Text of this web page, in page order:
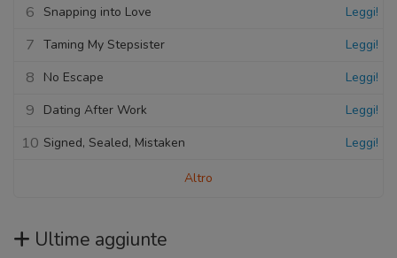
6 Snapping into Love Leggi!
7 Taming My Stepsister Leggi!
8 No Escape Leggi!
9 Dating After Work Leggi!
10 Signed, Sealed, Mistaken Leggi!
Altro
Ultime aggiunte